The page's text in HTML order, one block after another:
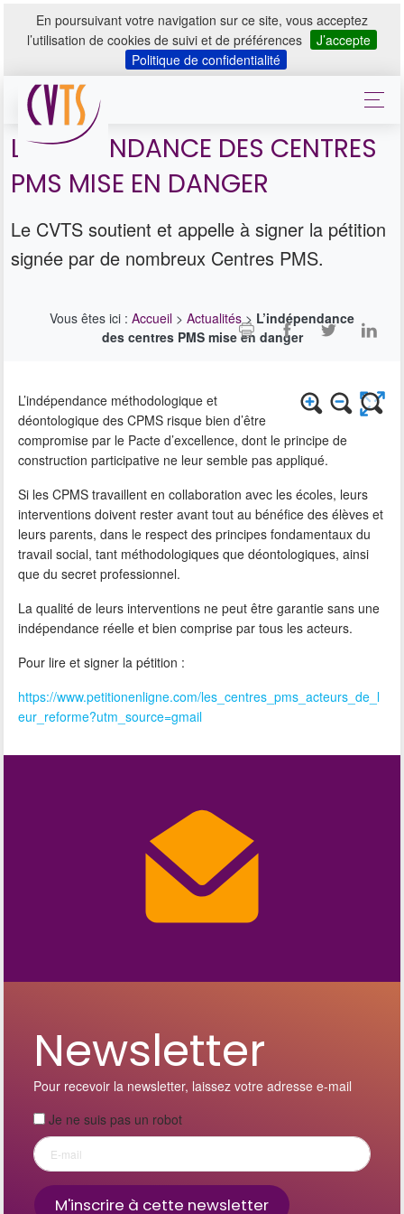
En poursuivant votre navigation sur ce site, vous acceptez
l’utilisation de cookies de suivi et de préférences
J’accepte
Politique de confidentialité
L’INDÉPENDANCE DES CENTRES
PMS MISE EN DANGER
Le CVTS soutient et appelle à signer la pétition
signée par de nombreux Centres PMS.
Vous êtes ici : Accueil > Actualités> L’indépendance
des centres PMS mise en danger
L’indépendance méthodologique et
déontologique des CPMS risque bien d’être
compromise par le Pacte d’excellence, dont le principe de
construction participative ne leur semble pas appliqué.
Si les CPMS travaillent en collaboration avec les écoles, leurs
interventions doivent rester avant tout au bénéfice des élèves et
leurs parents, dans le respect des principes fondamentaux du
travail social, tant méthodologiques que déontologiques, ainsi
que du secret professionnel.
La qualité de leurs interventions ne peut être garantie sans une
indépendance réelle et bien comprise par tous les acteurs.
Pour lire et signer la pétition :
https://www.petitionenligne.com/les_centres_pms_acteurs_de_l
eur_reforme?utm_source=gmail
Newsletter
Pour recevoir la newsletter, laissez votre adresse e-mail
Je ne suis pas un robot